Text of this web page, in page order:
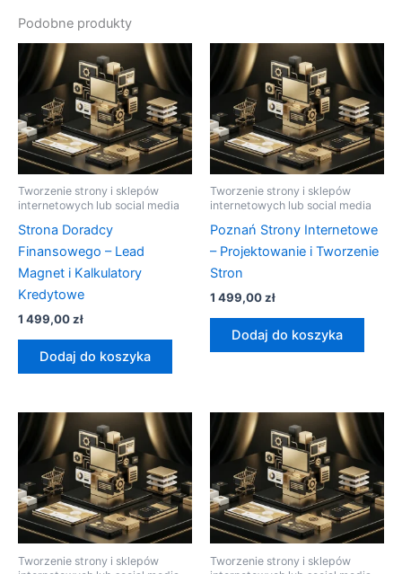
Podobne produkty
Tworzenie strony i sklepów
internetowych lub social media
Strona Doradcy
Finansowego – Lead
Magnet i Kalkulatory
Kredytowe
1 499,00zł
Dodaj do koszyka
Tworzenie strony i sklepów
internetowych lub social media
Poznań Strony Internetowe
– Projektowanie i Tworzenie
Stron
1 499,00zł
Dodaj do koszyka
Tworzenie strony i sklepów
Tworzenie strony i sklepów